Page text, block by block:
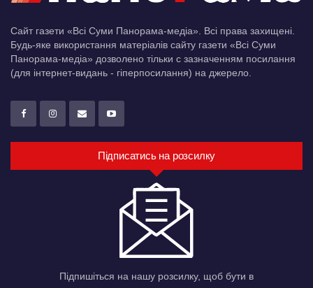
Сайт газети «Всі Суми Панорама-медіа». Всі права захищені.
Будь-яке використання матеріалів сайту газети «Всі Суми
Панорама-медіа» дозволено тільки c зазначенням посилання
(для інтернет-видань - гіперпосилання) на джерело.
Підписатись на розсилку
Підпишіться на нашу розсилку, щоб бути в